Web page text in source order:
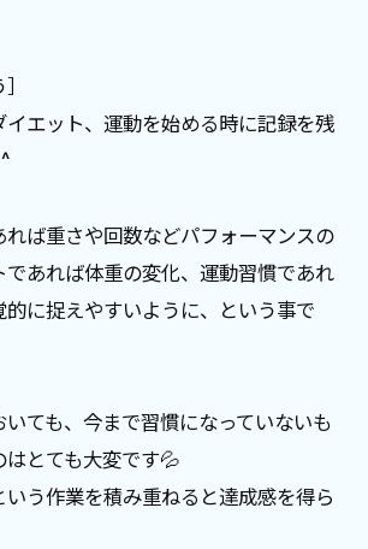
イエット、運動を始める時に記録を残
れば重さや回数などパフォーマンスの
あれば体重の変化、運動習慣であれ
に捉えやすいように、という事で
ても、今まで習慣になっていないも
とても大変です💦
う作業を積み重ねると達成感を得ら